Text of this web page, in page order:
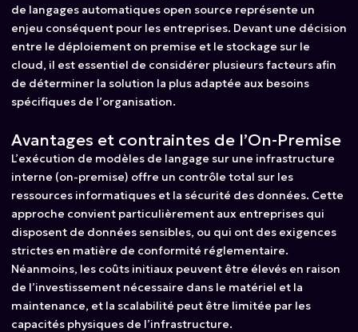
de langages automatiques open source représente un
enjeu conséquent pour les entreprises. Devant une décision
entre le déploiement on premise et le stockage sur le
cloud, il est essentiel de considérer plusieurs facteurs afin
de déterminer la solution la plus adaptée aux besoins
spécifiques de l’organisation.
Avantages et contraintes de l’On-Premise
L’exécution de modèles de langage sur une infrastructure
interne (on-premise) offre un contrôle total sur les
ressources informatiques et la sécurité des données. Cette
approche convient particulièrement aux entreprises qui
disposent de données sensibles, ou qui ont des exigences
strictes en matière de conformité réglementaire.
Néanmoins, les coûts initiaux peuvent être élevés en raison
de l’investissement nécessaire dans le matériel et la
maintenance, et la scalabilité peut être limitée par les
capacités physiques de l’infrastructure.